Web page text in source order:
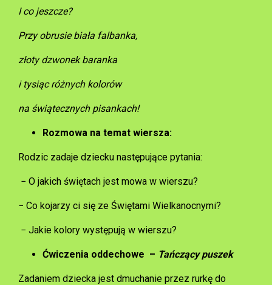
I co jeszcze?
Przy obrusie biała falbanka,
złoty dzwonek baranka
i tysiąc różnych kolorów
na świątecznych pisankach!
Rozmowa na temat wiersza:
Rodzic zadaje dziecku następujące pytania:
− O jakich świętach jest mowa w wierszu?
− Co kojarzy ci się ze Świętami Wielkanocnymi?
− Jakie kolory występują w wierszu?
Ćwiczenia oddechowe – Tańczący puszek
Zadaniem dziecka jest dmuchanie przez rurkę do